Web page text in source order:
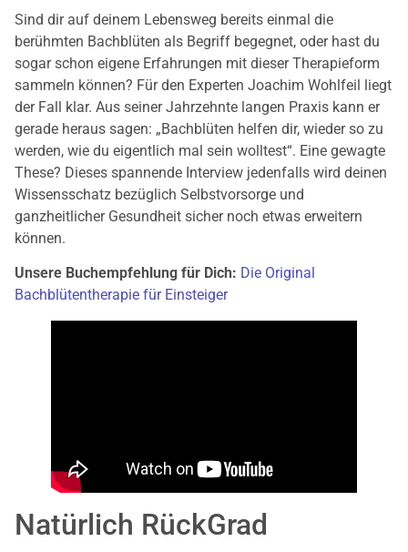
Sind dir auf deinem Lebensweg bereits einmal die
berühmten Bachblüten als Begriff begegnet, oder hast du
sogar schon eigene Erfahrungen mit dieser Therapieform
sammeln können? Für den Experten Joachim Wohlfeil liegt
der Fall klar. Aus seiner Jahrzehnte langen Praxis kann er
gerade heraus sagen: „Bachblüten helfen dir, wieder so zu
werden, wie du eigentlich mal sein wolltest“. Eine gewagte
These? Dieses spannende Interview jedenfalls wird deinen
Wissensschatz bezüglich Selbstvorsorge und
ganzheitlicher Gesundheit sicher noch etwas erweitern
können.
Unsere Buchempfehlung für Dich: Die Original
Bachblütentherapie für Einsteiger
Natürlich RückGrad